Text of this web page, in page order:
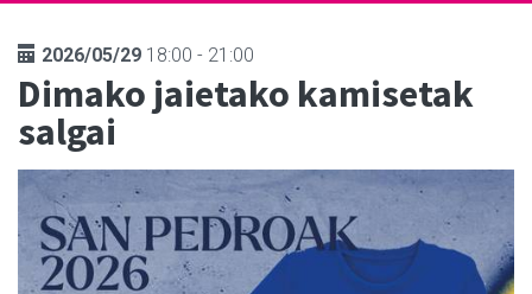
2026/05/29 18:00 - 21:00
Dimako jaietako kamisetak
salgai